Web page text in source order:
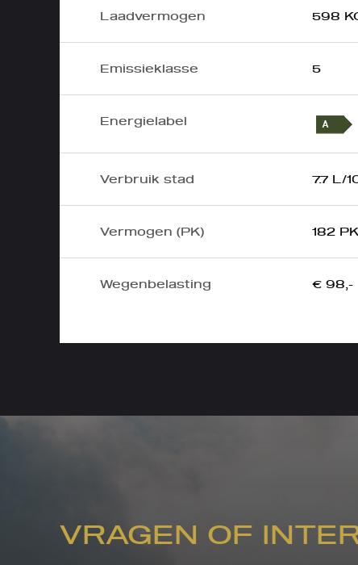
Laadvermogen 598
Emissieklasse 5
Energielabel
Verbruik stad 7.7 L/
Vermogen (PK) 182 PK
Wegenbelasting € 98,-
VRAGEN OF